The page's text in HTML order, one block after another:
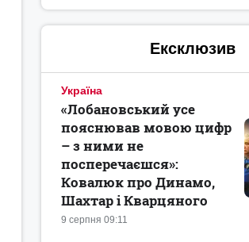
Ексклюзив
Україна
9 серпня 09:11
«Лобановський усе
пояснював мовою цифр
– з ними не
посперечаєшся»:
Ковалюк про Динамо,
Шахтар і Кварцяного